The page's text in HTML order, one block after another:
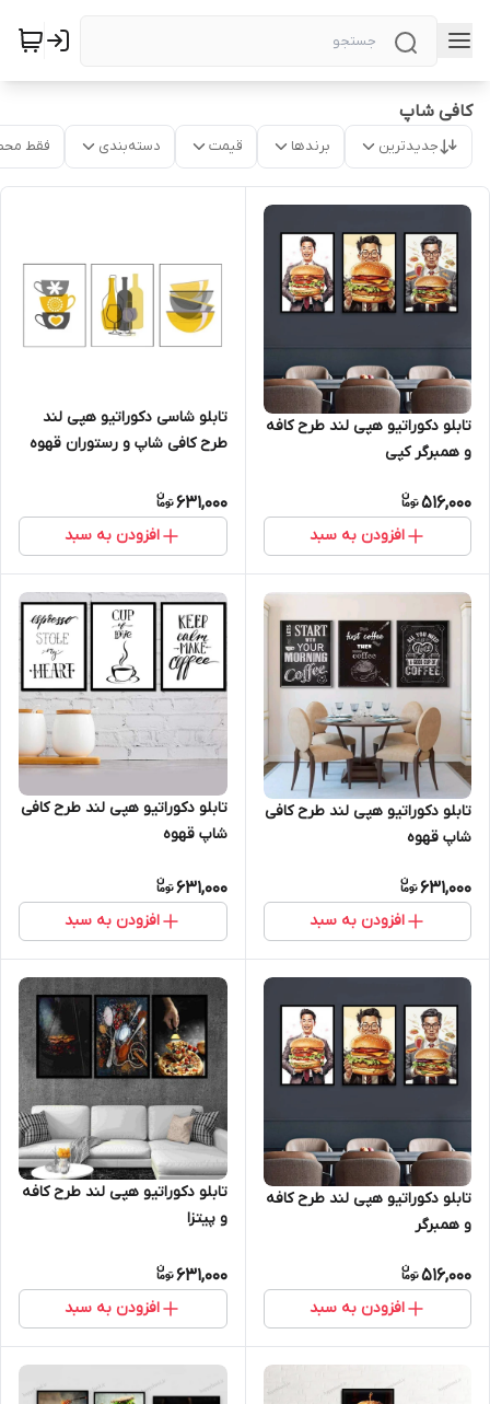
کافی شاپ
جدیدترین برندها قیمت دسته‌بندی فقط
تابلو دکوراتیو هپی لند طرح کافه
و همبرگر کپی
516,000
افزودن به سبد
تابلو شاسی دکوراتیو هپی لند
طرح کافی شاپ و رستوران قهوه
631,000
افزودن به سبد
تابلو دکوراتیو هپی لند طرح کافی
شاپ قهوه
631,000
افزودن به سبد
تابلو دکوراتیو هپی لند طرح کافی
شاپ قهوه
631,000
افزودن به سبد
تابلو دکوراتیو هپی لند طرح کافه
و همبرگر
516,000
افزودن به سبد
تابلو دکوراتیو هپی لند طرح کافه
و پیتزا
631,000
افزودن به سبد